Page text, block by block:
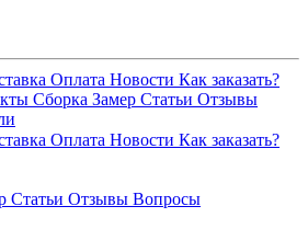
Оплата Новости Как заказать?
Сборка Замер Статьи Отзывы
Оплата Новости Как заказать?
Статьи Отзывы Вопросы